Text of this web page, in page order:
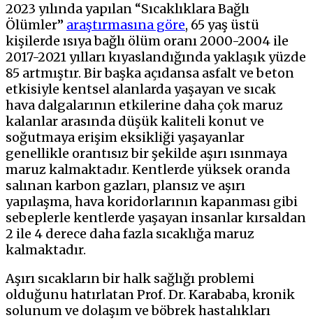
2023 yılında yapılan “Sıcaklıklara Bağlı
Ölümler” araştırmasına göre, 65 yaş üstü
kişilerde ısıya bağlı ölüm oranı 2000-2004 ile
2017-2021 yılları kıyaslandığında yaklaşık yüzde
85 ​​artmıştır. Bir başka açıdansa asfalt ve beton
etkisiyle kentsel alanlarda yaşayan ve sıcak
hava dalgalarının etkilerine daha çok maruz
kalanlar arasında düşük kaliteli konut ve
soğutmaya erişim eksikliği yaşayanlar
genellikle orantısız bir şekilde aşırı ısınmaya
maruz kalmaktadır. Kentlerde yüksek oranda
salınan karbon gazları, plansız ve aşırı
yapılaşma, hava koridorlarının kapanması gibi
sebeplerle kentlerde yaşayan insanlar kırsaldan
2 ile 4 derece daha fazla sıcaklığa maruz
kalmaktadır.
Aşırı sıcakların bir halk sağlığı problemi
olduğunu hatırlatan Prof. Dr. Karababa, kronik
solunum ve dolaşım ve böbrek hastalıkları